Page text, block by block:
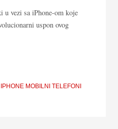
vezi sa iPhone-om koje
uspon ovog
IPHONE MOBILNI TELEFONI